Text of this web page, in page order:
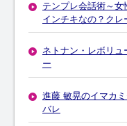
テンプレ会話術～
インチキなの？クレ
ネトナン・レボリュ
ー
進藤 敏晃のイマカ
バレ